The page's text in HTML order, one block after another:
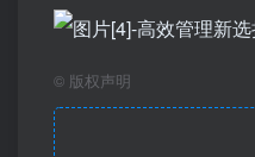
© 版权声明